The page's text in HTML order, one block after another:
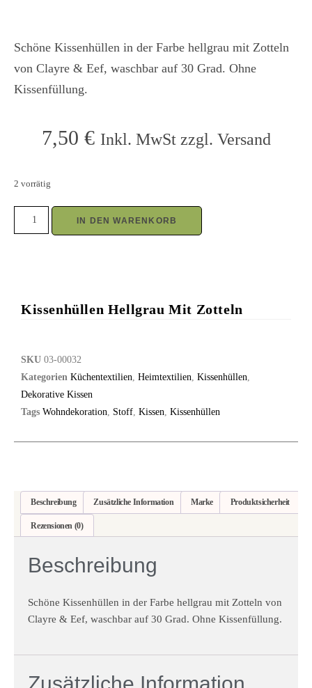
Schöne Kissenhüllen in der Farbe hellgrau mit Zotteln
von Clayre & Eef, waschbar auf 30 Grad. Ohne
Kissenfüllung.
7,50 € Inkl. MwSt zzgl. Versand
2 vorrätig
IN DEN WARENKORB
Kissenhüllen Hellgrau Mit Zotteln
SKU 03-00032
Kategorien Küchentextilien Heimtextilien Kissenhüllen
Dekorative Kissen
Tags Wohndekoration Stoff Kissen Kissenhüllen
Beschreibung Zusätzliche Information Marke Produktsicherheit
Rezensionen (0)
Beschreibung
Schöne Kissenhüllen in der Farbe hellgrau mit Zotteln von
Clayre & Eef, waschbar auf 30 Grad. Ohne Kissenfüllung.